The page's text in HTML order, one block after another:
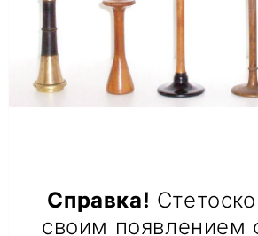
Справка!
своим появлением